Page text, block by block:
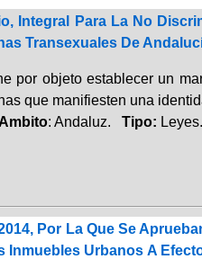
Integral Para La No
Transexuales De
por objeto establecer un
que manifiesten una
Ambito: Andaluz. Tipo: Leyes.
Por La Que Se
Inmuebles Urbanos A